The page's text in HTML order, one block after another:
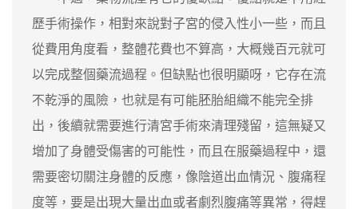
歷手術操作，相對來說對子宮的侵入性小一些，而且
從費用角度看，整體花費也不算高，大概幾百元就可
以完成整個藥流過程。但缺點也很明顯呀，它存在流
不乾淨的風險，也就是有可能胚胎組織不能完全排
出，後續就需要進行清宮手術來清理殘留，這無疑又
增加了身體受傷害的可能性，而且在服藥過程中，還
需要密切關注身體的反應，像陰道出血情況、腹痛程
度等，要是出現大量出血或者劇烈腹痛等異常，得趕